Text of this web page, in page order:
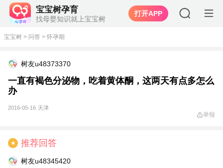
宝宝树孕育
找母婴知识就上宝宝树
打开APP
宝宝树 > 问答 > 怀孕期
树友u48373370
一直有褐色分泌物，吃着黄体酮，这两天有点多怎么
办
2016-05-16 天津
举报
★ 推荐回答
树友u48345420